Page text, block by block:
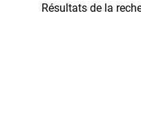
Résultats de la